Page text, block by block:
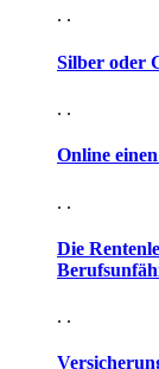
. .
Silber oder
. .
Online
. .
Die
. .